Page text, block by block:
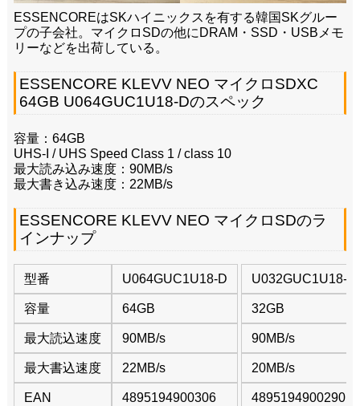
ESSENCOREはSKハイニックスを有する韓国SKグルー
プの子会社。マイクロSDの他にDRAM・SSD・USBメモ
リーなどを出荷している。
ESSENCORE KLEVV NEO マイクロSDXC
64GB U064GUC1U18-Dのスペック
容量：64GB
UHS-I / UHS Speed Class 1 / class 10
最大読み込み速度：90MB/s
最大書き込み速度：22MB/s
ESSENCORE KLEVV NEO マイクロSDのラ
インナップ
型番
容量
最大読込速度
最大書込速度
EAN
U064GUC1U18-D
64GB
90MB/s
22MB/s
4895194900306
U032GUC1U18-D
32GB
90MB/s
20MB/s
4895194900290